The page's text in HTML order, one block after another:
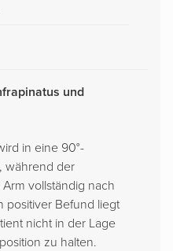
und
in eine 90°-
während der
vollständig nach
positiver Befund liegt
nicht in der Lage
zu halten.